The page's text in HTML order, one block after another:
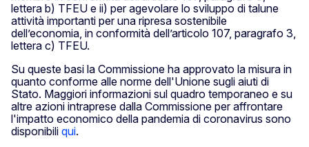
lettera b) TFEU e ii) per agevolare lo sviluppo di talune
attività importanti per una ripresa sostenibile
dell’economia, in conformità dell’articolo 107, paragrafo 3,
lettera c) TFEU.
Su queste basi la Commissione ha approvato la misura in
quanto conforme alle norme dell'Unione sugli aiuti di
Stato. Maggiori informazioni sul quadro temporaneo e su
altre azioni intraprese dalla Commissione per affrontare
l'impatto economico della pandemia di coronavirus sono
disponibili qui.